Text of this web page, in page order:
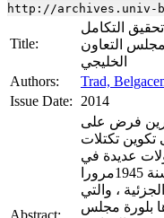
http://archives.univ-
Title:
تحقيق التكامل
التعاون
الخليجي
Authors:
Trad,
Issue Date:
2014
Abstract:
فرض على
تكوين تكتلات
عديدة في
هذا الإطار منذ إنشاء الجامعة العربية سنة 1945مرورا
، والتي
بلورة مجلس